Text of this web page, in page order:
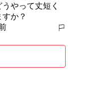
うやって丈短く
すか？